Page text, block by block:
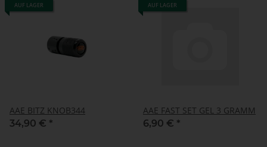
AUF LAGER
AAE BITZ KNOB344
34,90 € *
AUF LAGER
AAE FAST SET GEL 3 GRAMM
6,90 € *